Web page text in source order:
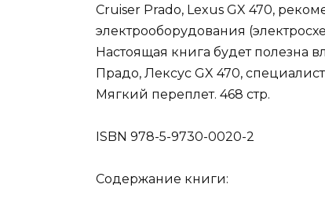
Cruiser Prado, Lexus GX 470,
электрооборудования
Настоящая книга будет полезна
Прадо, Лексус GX 470,
Мягкий переплет. 468 стр.
ISBN 978-5-9730-0020-2
Содержание книги: